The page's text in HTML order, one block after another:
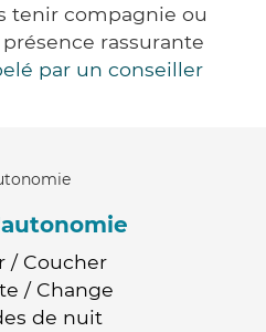
tenir compagnie ou
rassurante
par un conseiller
/ Coucher
/ Change
de nuit